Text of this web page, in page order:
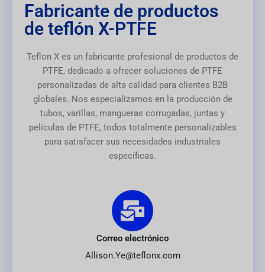
Fabricante de productos
de teflón X-PTFE
Teflon X es un fabricante profesional de productos de
PTFE, dedicado a ofrecer soluciones de PTFE
personalizadas de alta calidad para clientes B2B
globales. Nos especializamos en la producción de
tubos, varillas, mangueras corrugadas, juntas y
películas de PTFE, todos totalmente personalizables
para satisfacer sus necesidades industriales
específicas.
Correo electrónico
Allison.Ye@teflonx.com